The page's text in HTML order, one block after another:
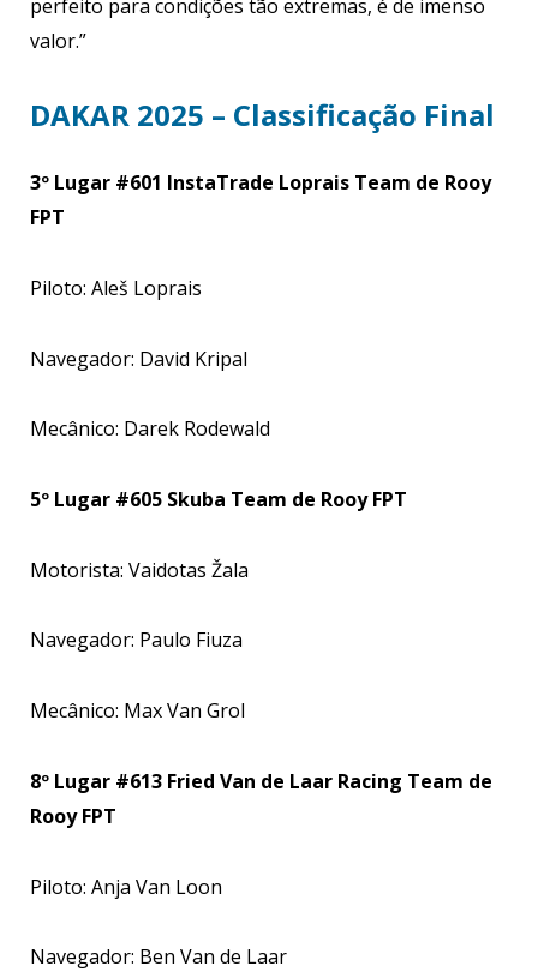
perfeito para condições tão extremas, é de imenso
valor.”
DAKAR 2025 – Classificação Final
3º Lugar #601 InstaTrade Loprais Team de Rooy
FPT
Piloto: Aleš Loprais
Navegador: David Kripal
Mecânico: Darek Rodewald
5º Lugar #605 Skuba Team de Rooy FPT
Motorista: Vaidotas Žala
Navegador: Paulo Fiuza
Mecânico: Max Van Grol
8º Lugar #613 Fried Van de Laar Racing Team de
Rooy FPT
Piloto: Anja Van Loon
Navegador: Ben Van de Laar